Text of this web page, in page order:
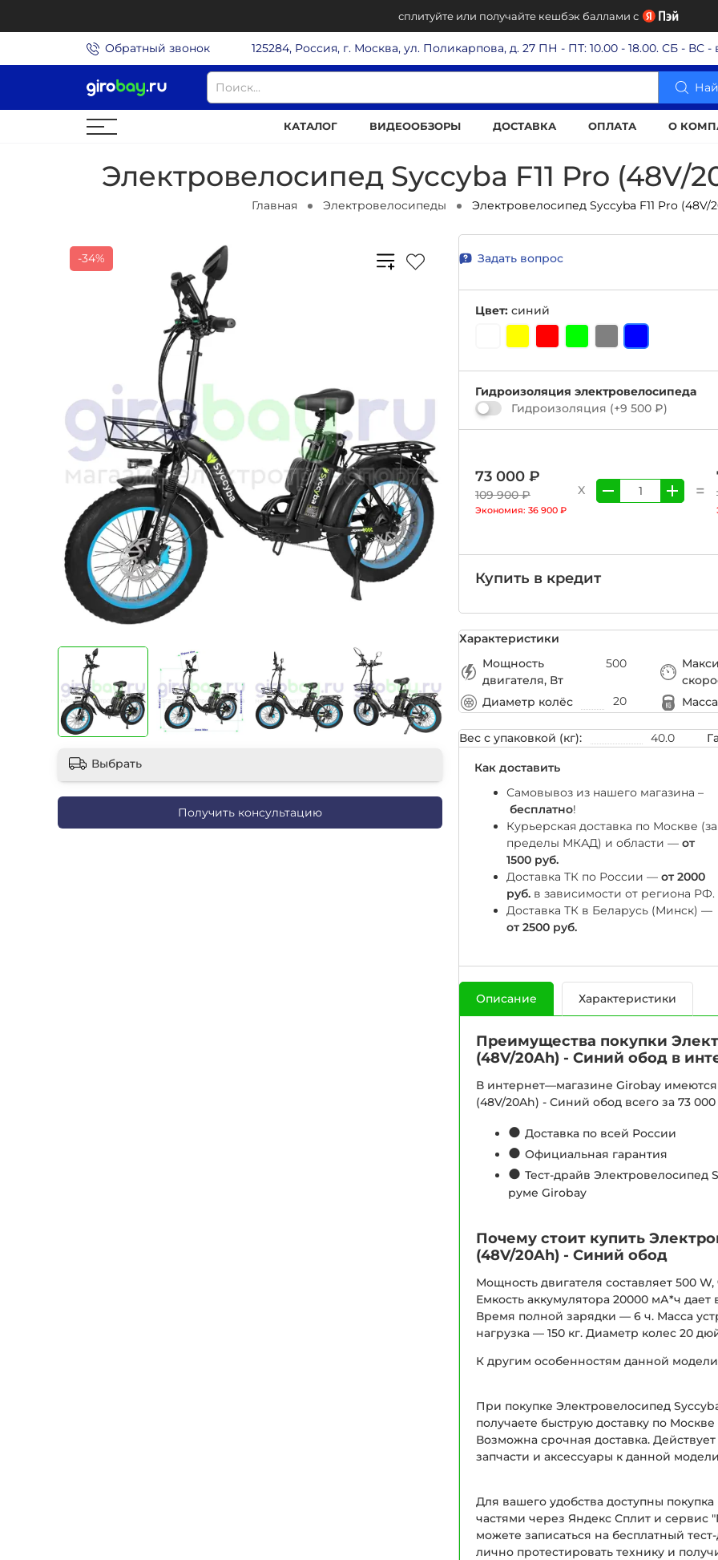
сплитуйте или получайте кешбэк баллами с
Обратный звонок 125284, Россия, г. Москва, ул. Поликарпова, д. 27 ПН - ПТ: 10.00 - 18.00. СБ - ВС -
КАТАЛОГ ВИДЕООБЗОРЫ ДОСТАВКА ОПЛАТА О
Электровелосипед Syccyba F11 Pro (48V/
Главная Электровелосипеды Электровелосипед Syccyba F11 Pro
-34%
Выбрать
Получить консультацию
Задать вопрос
Цвет: синий
Гидроизоляция электровелосипеда
Гидроизоляция (+9 500 ₽)
73 000 ₽
109 900 ₽
Экономия: 36 900 ₽
X =
Купить в кредит
Характеристики
Мощность
двигателя, Вт
500
Диаметр колёс 20
Вес с упаковкой (кг): 40.0
Как доставить
Самовывоз из нашего магазина –
бесплатно!
Курьерская доставка по Москве (за
пределы МКАД) и области — от
1500 руб.
Доставка ТК по России — от 2000
руб. в зависимости от региона РФ.
Доставка ТК в Беларусь (Минск) —
от 2500 руб.
Описание Характеристики
Преимущества покупки
(48V/20Ah) - Синий обод в
В интернет—магазине Girobay
(48V/20Ah) - Синий обод всего за 73
● Доставка по всей России
● Официальная гарантия
● Тест-драйв Электровелосипед
руме Girobay
Почему стоит купить
(48V/20Ah) - Синий обод
Мощность двигателя составляет 500
Емкость аккумулятора 20000 мА*ч
Время полной зарядки — 6 ч. Масса
нагрузка — 150 кг. Диаметр колес 20
К другим особенностям данной
При покупке Электровелосипед
получаете быструю доставку по
Возможна срочная доставка.
запчасти и аксессуары к данной
Для вашего удобства доступны
частями через Яндекс Сплит и сервис
можете записаться на бесплатный
лично протестировать технику и